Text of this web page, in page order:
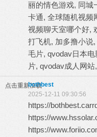
丽的情色游戏, 同城
卡通, 全球随机视频
视频聊天室哪个好,
打飞机, 加多撸小说
毛片, qvodav日本
片, qvodav成人网
点击重新加载bothbest
2025-12-11 09:30:56
https://
https://
https://